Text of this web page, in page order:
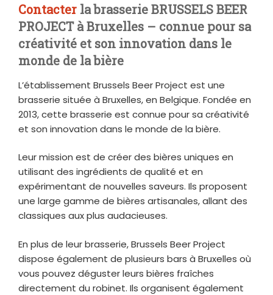
Contacter la brasserie BRUSSELS BEER
PROJECT à Bruxelles – connue pour sa
créativité et son innovation dans le
monde de la bière
L’établissement Brussels Beer Project est une
brasserie située à Bruxelles, en Belgique. Fondée en
2013, cette brasserie est connue pour sa créativité
et son innovation dans le monde de la bière.
Leur mission est de créer des bières uniques en
utilisant des ingrédients de qualité et en
expérimentant de nouvelles saveurs. Ils proposent
une large gamme de bières artisanales, allant des
classiques aux plus audacieuses.
En plus de leur brasserie, Brussels Beer Project
dispose également de plusieurs bars à Bruxelles où
vous pouvez déguster leurs bières fraîches
directement du robinet. Ils organisent également